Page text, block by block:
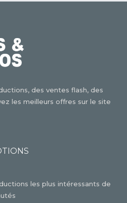
des ventes flash, des
les meilleurs offres sur le site
les plus intéressants de